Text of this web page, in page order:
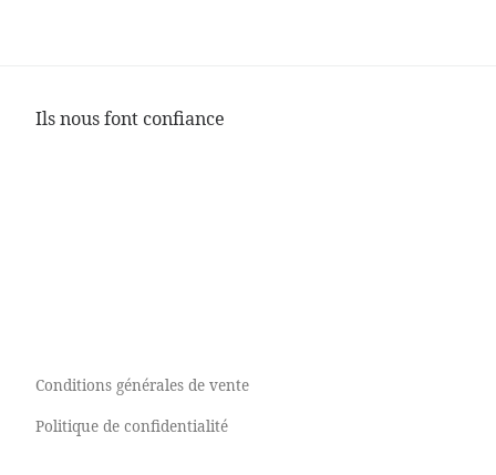
Ils nous font confiance
Conditions générales de vente
Politique de confidentialité